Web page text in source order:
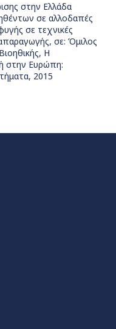
στην Ελλάδα
σε αλλοδαπές
σε τεχνικές
σε: Όμιλος
Η
στην Ευρώπη:
2015